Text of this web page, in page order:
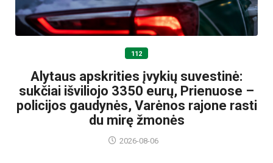
112
Alytaus apskrities įvykių suvestinė:
sukčiai išviliojo 3350 eurų, Prienuose –
policijos gaudynės, Varėnos rajone rasti
du mirę žmonės
2026-08-06